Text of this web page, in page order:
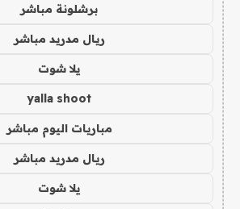
برشلونة مباشر
ريال مدريد مباشر
يلا شوت
yalla shoot
مباريات اليوم مباشر
ريال مدريد مباشر
يلا شوت